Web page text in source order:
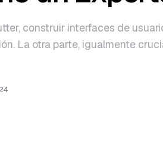
construir interfaces de
La otra parte, igualmente